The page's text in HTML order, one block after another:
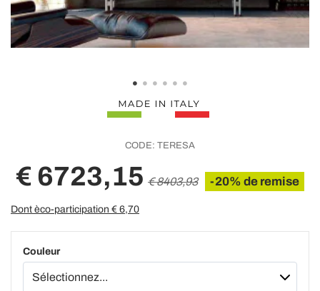
CODE: TERESA
€ 6723,15 € 8403,93 -20% de remise
Dont èco-participation € 6,70
Couleur